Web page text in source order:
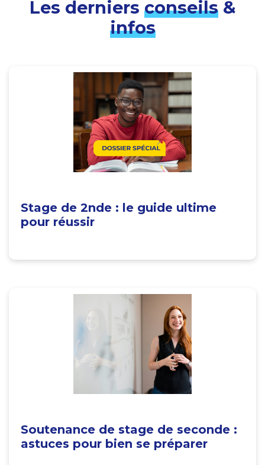
Les derniers conseils&
infos
Stage de 2nde : le guide ultime
pour réussir
Soutenance de stage de seconde :
astuces pour bien se préparer